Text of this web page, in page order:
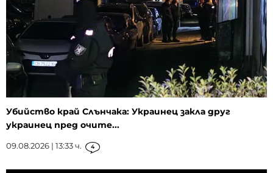
Убийство край Слънчака: Украинец закла друг
украинец пред очите...
09.08.2026 | 13:33 ч. 4